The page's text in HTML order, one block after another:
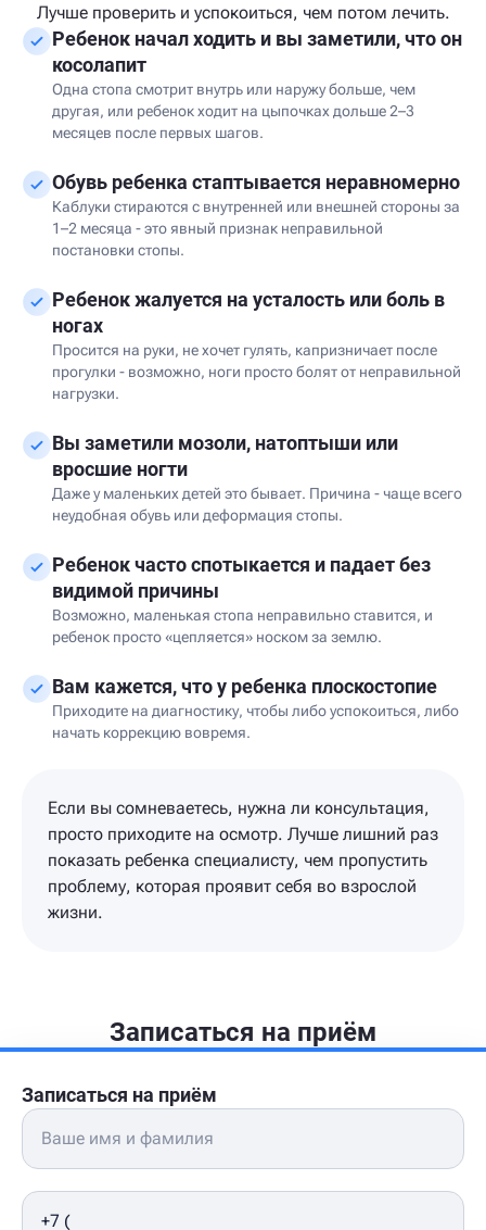
Лучше проверить и успокоиться, чем потом лечить.
Ребенок начал ходить и вы заметили, что он
косолапит
Одна стопа смотрит внутрь или наружу больше, чем
другая, или ребенок ходит на цыпочках дольше 2–3
месяцев после первых шагов.
Обувь ребенка стаптывается неравномерно
Каблуки стираются с внутренней или внешней стороны за
1–2 месяца - это явный признак неправильной
постановки стопы.
Ребенок жалуется на усталость или боль в
ногах
Просится на руки, не хочет гулять, капризничает после
прогулки - возможно, ноги просто болят от неправильной
нагрузки.
Вы заметили мозоли, натоптыши или
вросшие ногти
Даже у маленьких детей это бывает. Причина - чаще всего
неудобная обувь или деформация стопы.
Ребенок часто спотыкается и падает без
видимой причины
Возможно, маленькая стопа неправильно ставится, и
ребенок просто «цепляется» носком за землю.
Вам кажется, что у ребенка плоскостопие
Приходите на диагностику, чтобы либо успокоиться, либо
начать коррекцию вовремя.
Если вы сомневаетесь, нужна ли консультация,
просто приходите на осмотр. Лучше лишний раз
показать ребенка специалисту, чем пропустить
проблему, которая проявит себя во взрослой
жизни.
Записаться на приём
Записаться на приём